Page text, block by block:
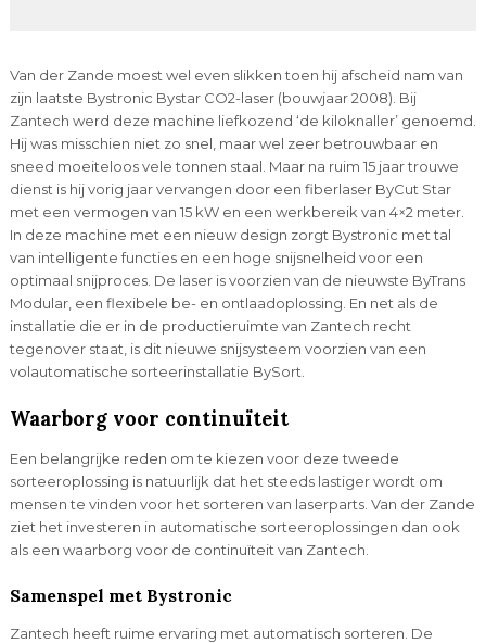
Van der Zande moest wel even slikken toen hij afscheid nam van
zijn laatste Bystronic Bystar CO2-laser (bouwjaar 2008). Bij
Zantech werd deze machine liefkozend ‘de kiloknaller’ genoemd.
Hij was misschien niet zo snel, maar wel zeer betrouwbaar en
sneed moeiteloos vele tonnen staal. Maar na ruim 15 jaar trouwe
dienst is hij vorig jaar vervangen door een fiberlaser ByCut Star
met een vermogen van 15 kW en een werkbereik van 4×2 meter.
In deze machine met een nieuw design zorgt Bystronic met tal
van intelligente functies en een hoge snijsnelheid voor een
optimaal snijproces. De laser is voorzien van de nieuwste ByTrans
Modular, een flexibele be- en ontlaadoplossing. En net als de
installatie die er in de productieruimte van Zantech recht
tegenover staat, is dit nieuwe snijsysteem voorzien van een
volautomatische sorteerinstallatie BySort.
Waarborg voor continuïteit
Een belangrijke reden om te kiezen voor deze tweede
sorteeroplossing is natuurlijk dat het steeds lastiger wordt om
mensen te vinden voor het sorteren van laserparts. Van der Zande
ziet het investeren in automatische sorteeroplossingen dan ook
als een waarborg voor de continuïteit van Zantech.
Samenspel met Bystronic
Zantech heeft ruime ervaring met automatisch sorteren. De